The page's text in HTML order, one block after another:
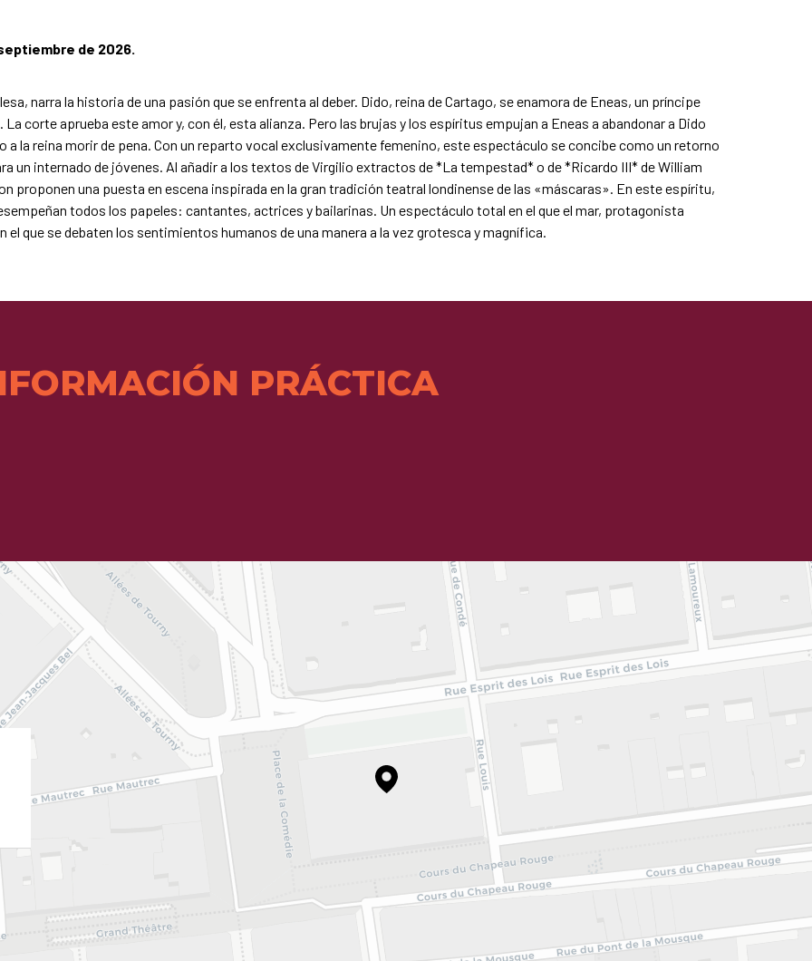
de 2026.
narra la historia de una pasión que se enfrenta al deber. Dido, reina de Cartago, se enamora de Eneas, un príncipe
corte aprueba este amor y, con él, esta alianza. Pero las brujas y los espíritus empujan a Eneas a abandonar a Dido
a la reina morir de pena. Con un reparto vocal exclusivamente femenino, este espectáculo se concibe como un retorno
un internado de jóvenes. Al añadir a los textos de Virgilio extractos de *La tempestad* o de *Ricardo III* de William
proponen una puesta en escena inspirada en la gran tradición teatral londinense de las «máscaras». En este espíritu,
todos los papeles: cantantes, actrices y bailarinas. Un espectáculo total en el que el mar, protagonista
que se debaten los sentimientos humanos de una manera a la vez grotesca y magnífica.
PRÁCTICA